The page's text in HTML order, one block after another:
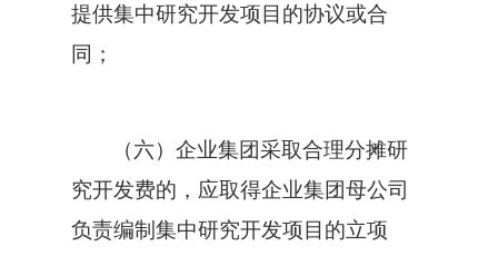
提供集中研究开发项目的协议或合
同；
（六）企业集团采取合理分摊研
究开发费的，应取得企业集团母公司
负责编制集中研究开发项目的立项